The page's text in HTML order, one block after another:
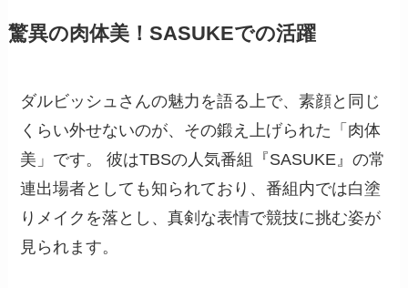
驚異の肉体美！SASUKEでの活躍
ダルビッシュさんの魅力を語る上で、素顔と同じ
くらい外せないのが、その鍛え上げられた「肉体
美」です。 彼はTBSの人気番組『SASUKE』の常
連出場者としても知られており、番組内では白塗
りメイクを落とし、真剣な表情で競技に挑む姿が
見られます。